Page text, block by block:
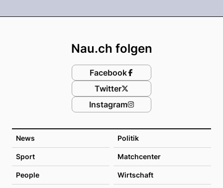
News Politik
Sport Matchcenter
People Wirtschaft
Nau.ch folgen
Facebook
Twitter
Instagram